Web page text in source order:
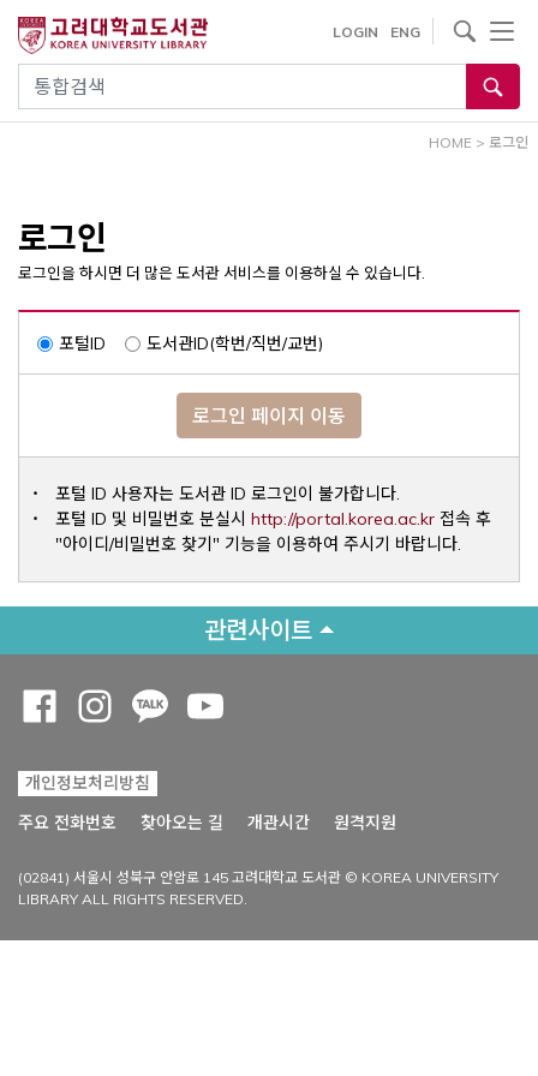
건
통합검색
LOGIN ENG
사이트내 검색
HOME > 로그인
로그인
로그인을 하시면 더 많은 도서관 서비스를 이용하실 수 있습니다.
포털ID 도서관ID(학번/직번/교번)
로그인 페이지 이동
포털 ID 사용자는 도서관 ID 로그인이 불가합니다.
포털 ID 및 비밀번호 분실시 http://portal.korea.ac.krOpens a
접속 후
"아이디/비밀번호 찾기" 기능을 이용하여 주시기 바랍니다.
관련사이트
개인정보처리방침
주요 전화번호
찾아오는 길 개관시간 원격지원
(02841) 서울시 성북구 안암로 145 고려대학교 도서관 © KOREA UNIVERSITY
LIBRARY ALL RIGHTS RESERVED.
Opens a new window
Opens a new window
Opens a new window